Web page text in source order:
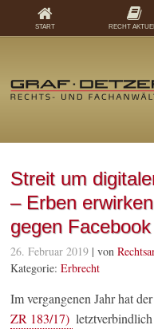
Streit um
– Erben
gegen Facebook
26. Februar 2019 | von
Kategorie:Erbrecht
Im vergangenen Jahr hat der
ZR 183/17)
START RECHT